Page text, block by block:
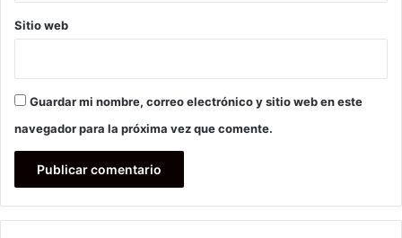
Sitio web
Guardar mi nombre, correo electrónico y sitio web en este
navegador para la próxima vez que comente.